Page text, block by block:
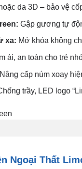
da 3D – bảo vệ
Gập gương tự
xa: Mở khóa không
ái, an toàn cho trẻ
Nâng cấp núm xoay
trầy, LED logo
Ngoại Thất